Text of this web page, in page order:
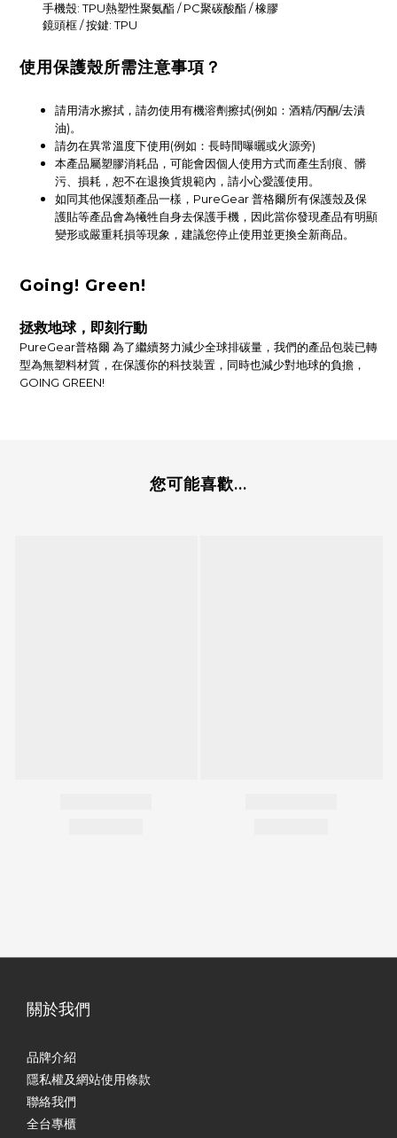
手機殼: TPU熱塑性聚氨酯 / PC聚碳酸酯 / 橡膠
鏡頭框 / 按鍵: TPU
使用保護殼所需注意事項？
請用清水擦拭，請勿使用有機溶劑擦拭(例如：酒精/丙酮/去漬
油)。
請勿在異常溫度下使用(例如：長時間曝曬或火源旁)
本產品屬塑膠消耗品，可能會因個人使用方式而產生刮痕、髒
污、損耗，恕不在退換貨規範內，請小心愛護使用。
如同其他保護類產品一樣，PureGear 普格爾所有保護殼及保
護貼等產品會為犧牲自身去保護手機，因此當你發現產品有明顯
變形或嚴重耗損等現象，建議您停止使用並更換全新商品。
Going! Green!
拯救地球，即刻行動
PureGear普格爾 為了繼續努力減少全球排碳量，我們的產品包裝已轉
型為無塑料材質，在保護你的科技裝置，同時也減少對地球的負擔，
GOING GREEN!
您可能喜歡...
關於我們
品牌介紹
隱私權及網站使用條款
聯絡我們
全台專櫃